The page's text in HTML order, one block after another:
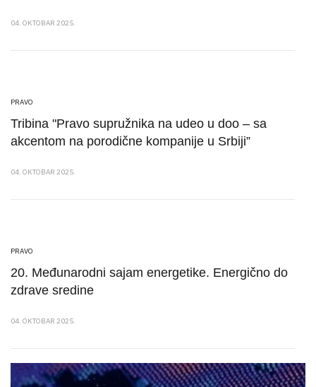
04. OKTOBAR 2025.
PRAVO
Tribina "Pravo supružnika na udeo u doo – sa
akcentom na porodične kompanije u Srbiji”
04. OKTOBAR 2025.
PRAVO
20. Međunarodni sajam energetike. Energično do
zdrave sredine
04. OKTOBAR 2025.